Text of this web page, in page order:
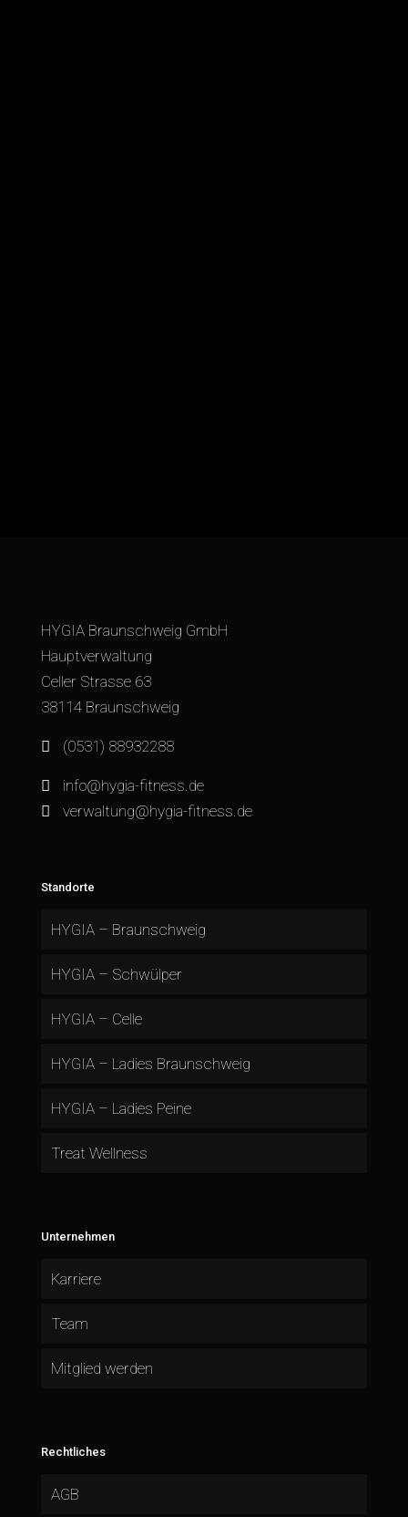
HYGIA Braunschweig GmbH
Hauptverwaltung
Celler Strasse 63
38114 Braunschweig
(0531) 88932288
info@hygia-fitness.de
verwaltung@hygia-fitness.de
Standorte
HYGIA – Braunschweig
HYGIA – Schwülper
HYGIA – Celle
HYGIA – Ladies Braunschweig
HYGIA – Ladies Peine
Treat Wellness
Unternehmen
Karriere
Team
Mitglied werden
Rechtliches
AGB